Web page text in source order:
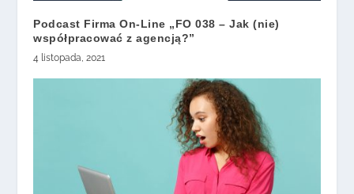
Podcast Firma On-Line „FO 038 – Jak (nie)
współpracować z agencją?”
4 listopada, 2021